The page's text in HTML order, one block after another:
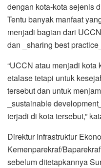
dengan kota-kota sejenis
Tentu banyak manfaat
menjadi bagian dari
dan _sharing best
“UCCN atau menjadi kota
etalase tetapi untuk
tersebut dan untuk
_sustainable
terjadi di kota tersebut,”
Direktur Infrastruktur
Kemenparekraf/
sebelum ditetapkannya